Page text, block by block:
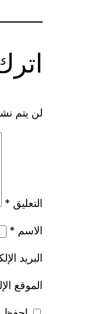
لن يتم
التعليق *
الاسم *
البريد
الموقع